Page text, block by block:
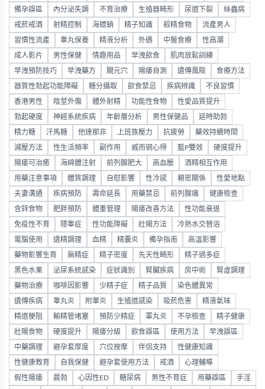
備孕誤區 內分泌失調 不育治療 生殖器畸形 尿道下裂 絲蟲病
戒菸戒酒 射精控制 海螵蛸 精子知識 殺精食物 流產男人
習慣性流產 睾丸保養 精液分析 外遇 中醫食療 性高潮
成人影片 男性保健 情趣用品 早洩飲食 肌肉放鬆訓練
早洩預防技巧 早洩藥方 關元穴 陽痿自測 遺傳風險 食療方法
器質性勃起功能障礙 糖分攝取 飲食禁忌 疾病辨識 不良習慣
香港男性 陰莖外傷 體外射精 功能性食物 性愛品質提升
勃起硬度 神經系統疾病 年齡層分析 男性保健品 延時助勃
精力糖 汗馬糖 他達那非 上班族壓力 抗疲勞 藥效持續時間
減壓方法 性生活頻率 副作用 威而钢心得 藍P雙效 硬度提升
陽痿可治癒 海綿體注射 前列腺肥大 高血壓 酒精相互作用
用藥注意事項 體質調理 自慰影響 性冷感 親密關係 性愛地點
夫妻溝通 疾病預防 壽命延長 用藥禁忌 前列腺痛 健康檢查
含鋅食物 肥胖預防 體重管理 陽痿改善方法 性功能衰退
免疫性不育 隱睾症 性功能障礙 壯陽方法 冷熱水交替浴
電腦使用 遺精調理 血精 精囊炎 備孕指南 高溫影響
藥物影響生育 無精症 精子密度 先天性畸形 精子過多症
黑色水果 泌尿系統感染 症狀識別 腎臟疾病 房中術 腎虛調理
藥物治療 咖啡因影響 少精子症 精子品質 染色體異常
遺傳疾病 睾丸炎 附睾炎 生殖道感染 吸菸危害 精液氣味
精道梗阻 輸精管堵塞 預防少精症 睪丸炎 不孕檢查 精子健康
壯陽食物 硬度提升 陽痿分級 飲食誤區 使用方法 早洩誤區
中藥調理 避孕套厚度 穴位按摩 伴侶支持 性健康知識
性健康教育 自我保健 避孕套使用方法 戒酒 心理輔導
假性陽痿 晨勃 心因性ED 糖尿病 男性不育症 用藥誤區 手淫